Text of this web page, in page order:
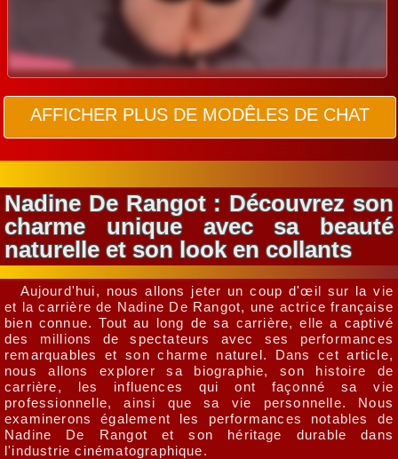
AFFICHER PLUS DE MODÊLES DE CHAT
Nadine De Rangot : Découvrez son
charme unique avec sa beauté
naturelle et son look en collants
Aujourd'hui, nous allons jeter un coup d'œil sur la vie
et la carrière de Nadine De Rangot, une actrice française
bien connue. Tout au long de sa carrière, elle a captivé
des millions de spectateurs avec ses performances
remarquables et son charme naturel. Dans cet article,
nous allons explorer sa biographie, son histoire de
carrière, les influences qui ont façonné sa vie
professionnelle, ainsi que sa vie personnelle. Nous
examinerons également les performances notables de
Nadine De Rangot et son héritage durable dans
l'industrie cinématographique.